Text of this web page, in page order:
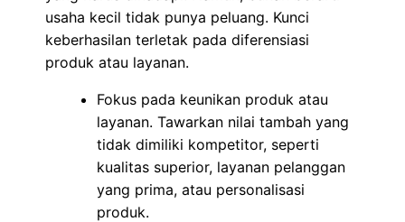
usaha kecil tidak punya peluang. Kunci
keberhasilan terletak pada diferensiasi
produk atau layanan.
Fokus pada keunikan produk atau
layanan. Tawarkan nilai tambah yang
tidak dimiliki kompetitor, seperti
kualitas superior, layanan pelanggan
yang prima, atau personalisasi
produk.